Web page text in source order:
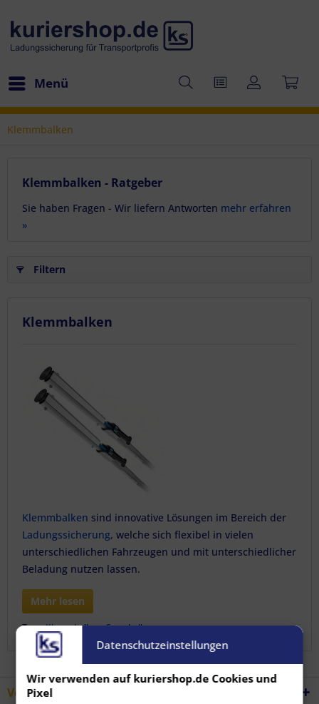
Menü
Klemmbalken
Klemmbalken - Ratgeber
Sie haben Fragen - Wir liefern Antworten mehr erfahren
»
Filtern
Klemmbalken
Klemmbalken sind innovative Lösungen im Bereich der
Ladungssicherung, welche sich flexibel in vielen
unterschiedlichen Fahrzeugen und mit unterschiedlicher
Beladung nutzen lassen.
Mehr lesen
Tags:Klemmbalken,Sperrbalken
Vorteile
Datenschutzeinstellungen
Wir verwenden auf kuriershop.de Cookies und
Pixel